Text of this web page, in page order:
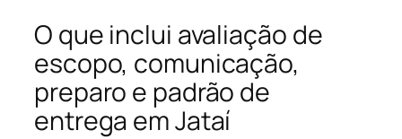
O que inclui avaliação de
escopo, comunicação,
preparo e padrão de
entrega em Jataí